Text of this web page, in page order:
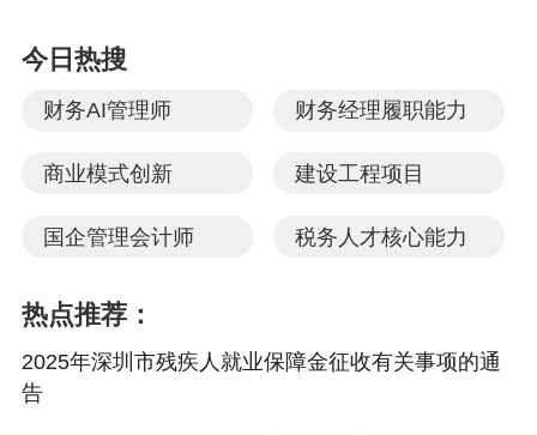
业所得税涉嫌偷漏税风险。如果公司未能将个人
账户收取的全部销售款项如实计入收入总额申报
纳税，就属于隐匿收入行为。部分公司为降低税
不进行申报，这种做法一旦被税务机关查实，除
金。
不过，如果公司建立了严格的管理制度，能确保
今日热搜
财务AI管理师 财务经理履职能力
商业模式创新 建设工程项目
国企管理会计师 税务人才核心能力
热点推荐：
2025年深圳市残疾人就业保障金征收有关事项的通
告